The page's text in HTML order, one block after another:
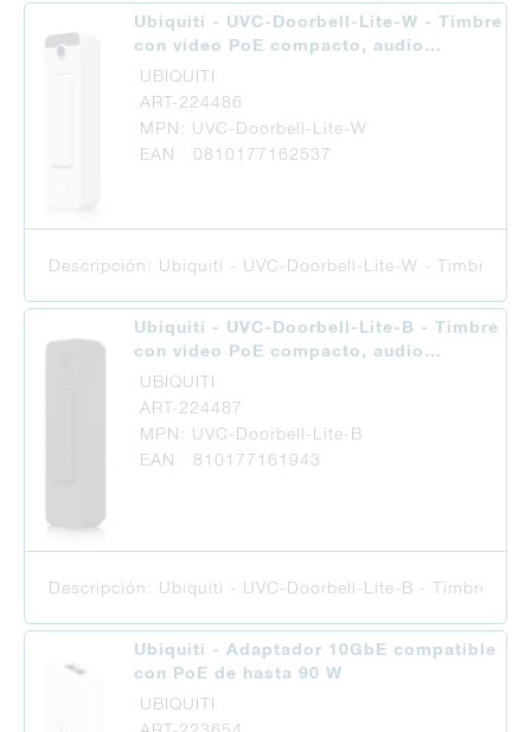
Ubiquiti - UVC-Doorbell-Lite-W - Timbre
con video PoE compacto, audio…
UBIQUITI
ART-224486
MPN: UVC-Doorbell-Lite-W
EAN 0810177162537
Descripción: Ubiquiti - UVC-Doorbell-Lite-W - Timbre
Ubiquiti - UVC-Doorbell-Lite-B - Timbre
con video PoE compacto, audio…
UBIQUITI
ART-224487
MPN: UVC-Doorbell-Lite-B
EAN 810177161943
Descripción: Ubiquiti - UVC-Doorbell-Lite-B - Timbre
Ubiquiti - Adaptador 10GbE compatible
con PoE de hasta 90 W
UBIQUITI